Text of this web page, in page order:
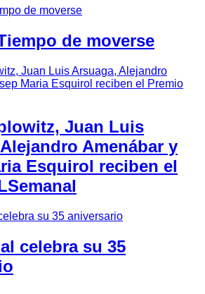
de moverse
Juan Luis
Amenábar y
Esquirol reciben el
celebra su 35